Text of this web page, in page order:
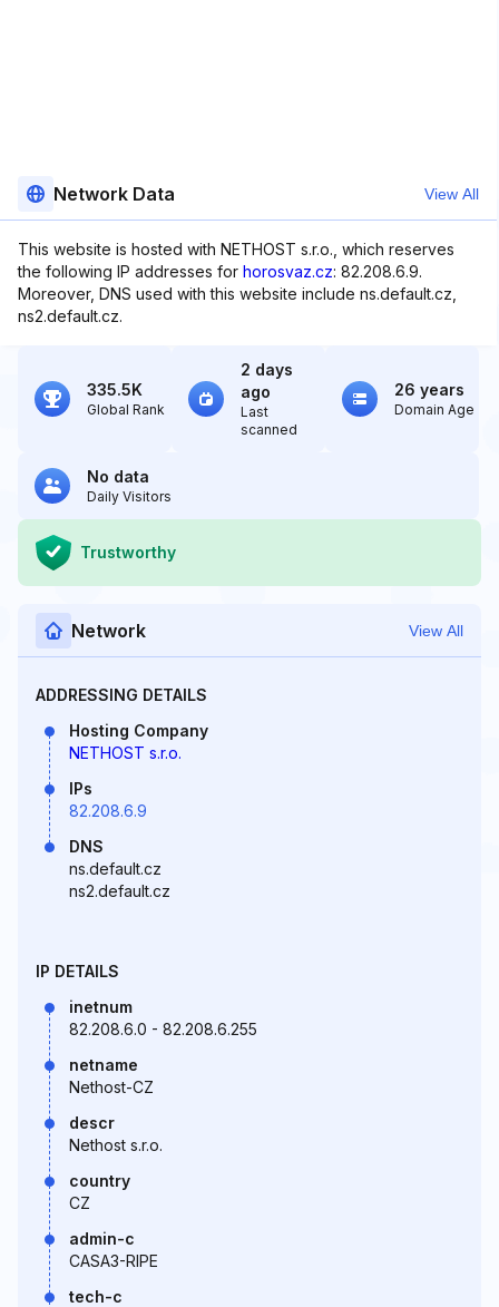
Network Data View All
This website is hosted with NETHOST s.r.o., which reserves
the following IP addresses for horosvaz.cz: 82.208.6.9.
Moreover, DNS used with this website include ns.default.cz,
ns2.default.cz.
335.5K
Global Rank
2 days
ago
Last
scanned
26 years
Domain Age
No data
Daily Visitors
Trustworthy
Network View All
ADDRESSING DETAILS
Hosting Company
NETHOST s.r.o.
IPs
82.208.6.9
DNS
ns.default.cz
ns2.default.cz
IP DETAILS
inetnum
82.208.6.0 - 82.208.6.255
netname
Nethost-CZ
descr
Nethost s.r.o.
country
CZ
admin-c
CASA3-RIPE
tech-c